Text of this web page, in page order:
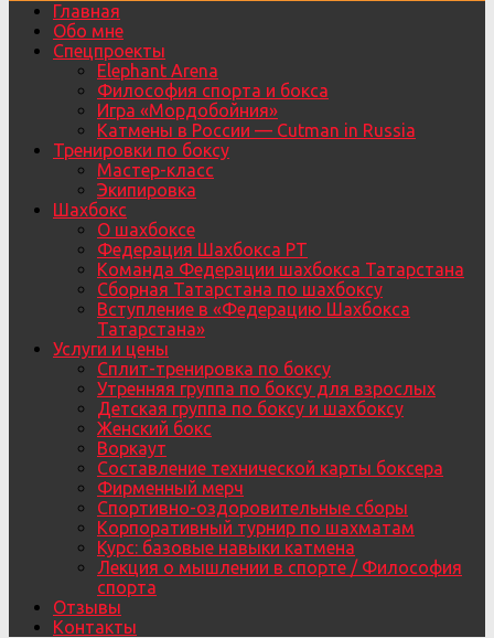
Главная
Обо мне
Спецпроекты
Elephant Arena
Философия спорта и бокса
Игра «Мордобойния»
Катмены в России — Cutman in Russia
Тренировки по боксу
Мастер-класс
Экипировка
Шахбокс
О шахбоксе
Федерация Шахбокса РТ
Команда Федерации шахбокса Татарстана
Сборная Татарстана по шахбоксу
Вступление в «Федерацию Шахбокса
Татарстана»
Услуги и цены
Сплит-тренировка по боксу
Утренняя группа по боксу для взрослых
Детская группа по боксу и шахбоксу
Женский бокс
Воркаут
Составление технической карты боксера
Фирменный мерч
Спортивно-оздоровительные сборы
Корпоративный турнир по шахматам
Курс: базовые навыки катмена
Лекция о мышлении в спорте / Философия
спорта
Отзывы
Контакты